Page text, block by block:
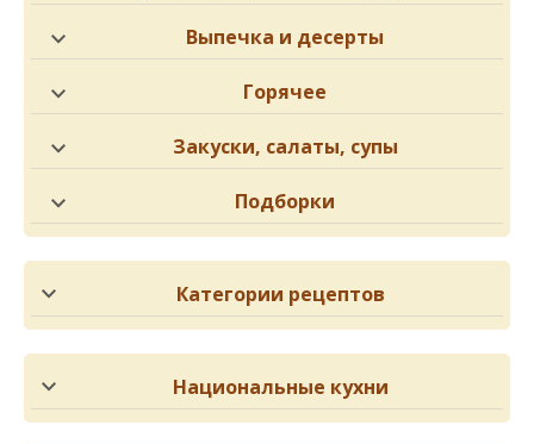
Выпечка и десерты
Горячее
Закуски, салаты, супы
Подборки
Категории рецептов
Национальные кухни